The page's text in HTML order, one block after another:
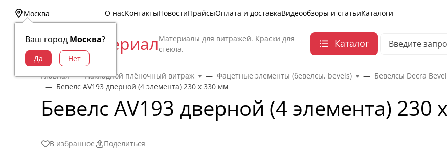
Москва
Ваш город Москва?
О насКонтактыНовостиПрайсыОплата и доставкаВидеообзоры и статьиКаталоги
Витраж МатериалМатериалы для витражей. Краски для
стекла.
Каталог
Главная Накладной плёночный витраж Фацетные элементы (бевелсы, bevels)
Бевелсы Decra
Бевелс AV193 дверной (4 элемента) 230 х 330 мм
Бевелс AV193 дверной (4 элемента) 230
В избранное Поделиться